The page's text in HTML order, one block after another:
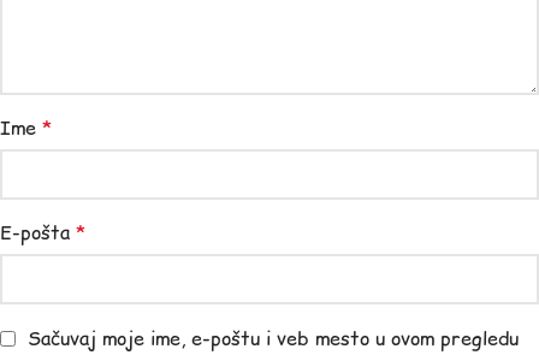
Ime *
E-pošta *
Sačuvaj moje ime, e-poštu i veb mesto u ovom pregledu